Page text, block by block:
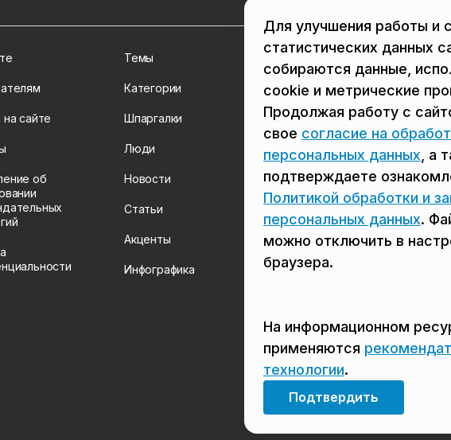
сайте
об
Темы
Категории
Шпаргалки
Люди
Новости
Статьи
Акценты
Инфографика
в Реутове
в Сергиевом Посаде
в Домодедово
Мы в соцсетях
Для улучшения работы и
статистических данных
собираются данные,
cookie и метрические
Продолжая работу с
свое согласие на
персональных данных , а
подтверждаете
Политикой обработки и
персональных данных.
можно отключить в
браузера.
На информационном
применяются
технологии.
Подтвердить